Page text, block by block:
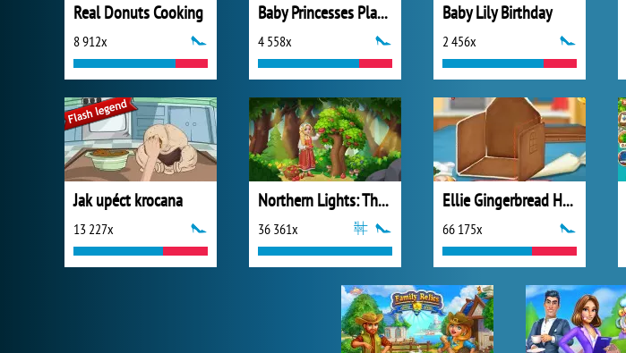
Real Donuts Cooking
8 912x
Baby Princesses Playdate Joy
4 558x
Baby Lily Birthday
2 456x
Jak upéct krocana
13 227x
Northern Lights: The Secret of the Forest
36 361x
Ellie Gingerbread House
66 175x